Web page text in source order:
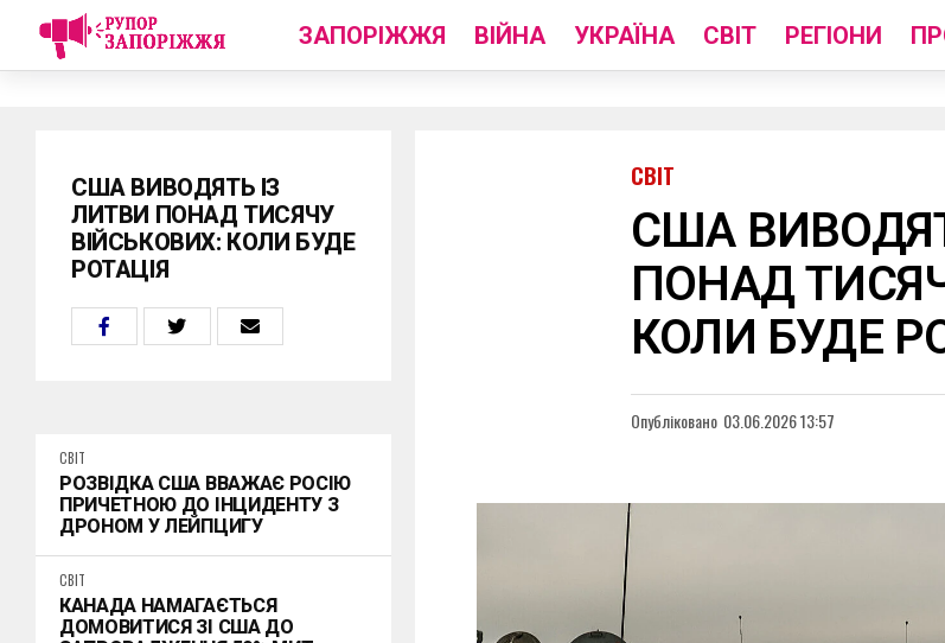
ЗАПОРІЖЖЯ ВІЙНА УКРАЇНА СВІТ РЕГІОНИ
США ВИВОДЯТЬ ІЗ
ЛИТВИ ПОНАД ТИСЯЧУ
ВІЙСЬКОВИХ: КОЛИ БУДЕ
РОТАЦІЯ
СВІТ
РОЗВІДКА США ВВАЖАЄ РОСІЮ
ПРИЧЕТНОЮ ДО ІНЦИДЕНТУ З
ДРОНОМ У ЛЕЙПЦИГУ
СВІТ
КАНАДА НАМАГАЄТЬСЯ
ДОМОВИТИСЯ ЗІ США ДО
СВІТ
США
ПОНАД
КОЛИ БУДЕ
Опубліковано 03.06.2026 13:57